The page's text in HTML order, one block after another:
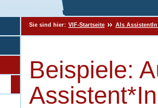
Sie sind hier: VIF-Startseite Als
Beispiele: